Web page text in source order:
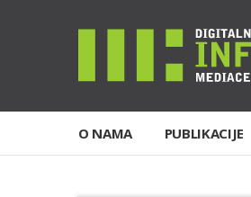
O NAMA PUBLIKACIJE